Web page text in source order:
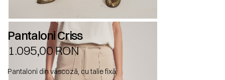
Pantaloni Criss
1.095,00RON
Pantaloni din vâscoză, cu talie fixă.